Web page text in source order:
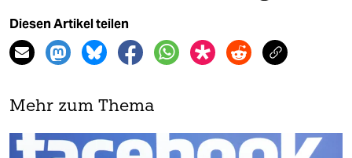
Diesen Artikel teilen
Mehr zum Thema